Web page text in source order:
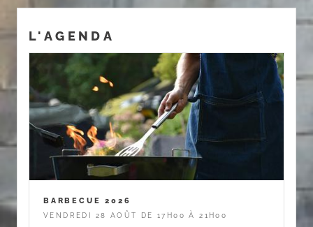
L'AGENDA
BARBECUE 2026
VENDREDI 28 AOÛT DE 17H00 À 21H00